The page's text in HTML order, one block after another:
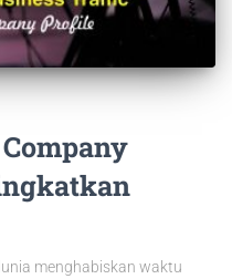
menghabiskan waktu